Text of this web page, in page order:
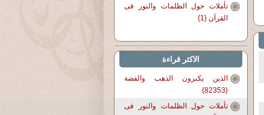
تأملات حول الظلمات والنور فى
القرآن {1}
الاكثر قراءة
الذين يكنزون الذهب والفضة
{82353}
تأملات حول الظلمات والنور فى